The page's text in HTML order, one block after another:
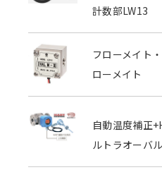
計数部LW13
フローメイト
ローメイト
自動温度補正
ルトラオーバル